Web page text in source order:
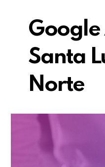
Google
Santa
Norte